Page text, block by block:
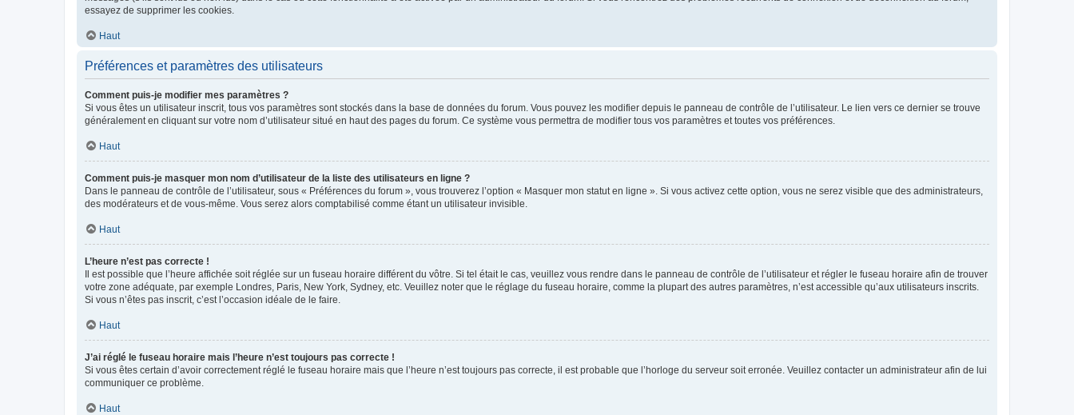
essayez de supprimer les cookies.
Haut
Préférences et paramètres des utilisateurs
Comment puis-je modifier mes paramètres ?
Si vous êtes un utilisateur inscrit, tous vos paramètres sont stockés dans la base de données du forum. Vous pouvez les modifier depuis le panneau de contrôle de l’utilisateur. Le lien vers ce dernier se trouve
généralement en cliquant sur votre nom d’utilisateur situé en haut des pages du forum. Ce système vous permettra de modifier tous vos paramètres et toutes vos préférences.
Haut
Comment puis-je masquer mon nom d’utilisateur de la liste des utilisateurs en ligne ?
Dans le panneau de contrôle de l’utilisateur, sous « Préférences du forum », vous trouverez l’option « Masquer mon statut en ligne ». Si vous activez cette option, vous ne serez visible que des administrateurs,
des modérateurs et de vous-même. Vous serez alors comptabilisé comme étant un utilisateur invisible.
Haut
L’heure n’est pas correcte !
Il est possible que l’heure affichée soit réglée sur un fuseau horaire différent du vôtre. Si tel était le cas, veuillez vous rendre dans le panneau de contrôle de l’utilisateur et régler le fuseau horaire afin de trouver
votre zone adéquate, par exemple Londres, Paris, New York, Sydney, etc. Veuillez noter que le réglage du fuseau horaire, comme la plupart des autres paramètres, n’est accessible qu’aux utilisateurs inscrits.
Si vous n’êtes pas inscrit, c’est l’occasion idéale de le faire.
Haut
J’ai réglé le fuseau horaire mais l’heure n’est toujours pas correcte !
Si vous êtes certain d’avoir correctement réglé le fuseau horaire mais que l’heure n’est toujours pas correcte, il est probable que l’horloge du serveur soit erronée. Veuillez contacter un administrateur afin de lui
communiquer ce problème.
Haut